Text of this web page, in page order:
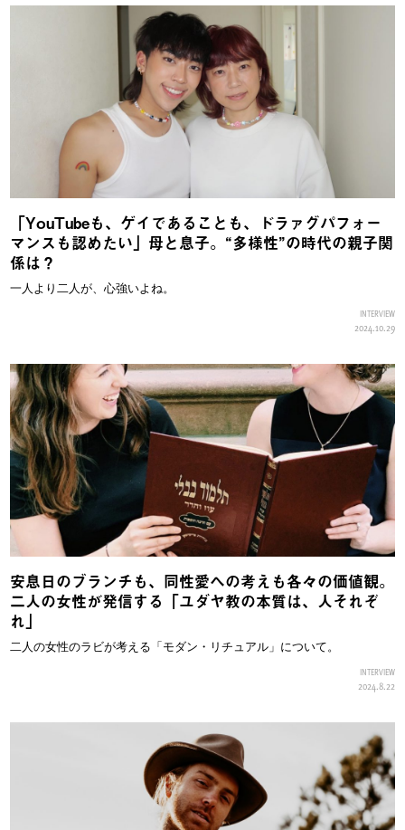
「YouTubeも、ゲイであることも、ドラァグパフォー
マンスも認めたい」母と息子。“多様性”の時代の親子関
係は？
一人より二人が、心強いよね。
INTERVIEW
2024.10.29
安息日のブランチも、同性愛への考えも各々の価値観。
二人の女性が発信する「ユダヤ教の本質は、人それぞ
れ」
二人の女性のラビが考える「モダン・リチュアル」について。
INTERVIEW
2024.8.22